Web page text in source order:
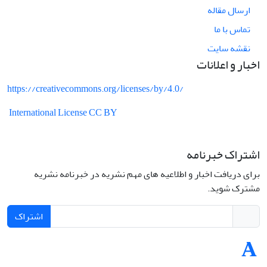
ارسال مقاله
تماس با ما
نقشه سایت
اخبار و اعلانات
https://creativecommons.org/licenses/by/4.0/
International License CC BY
اشتراک خبرنامه
برای دریافت اخبار و اطلاعیه های مهم نشریه در خبرنامه نشریه
مشترک شوید.
اشتراک